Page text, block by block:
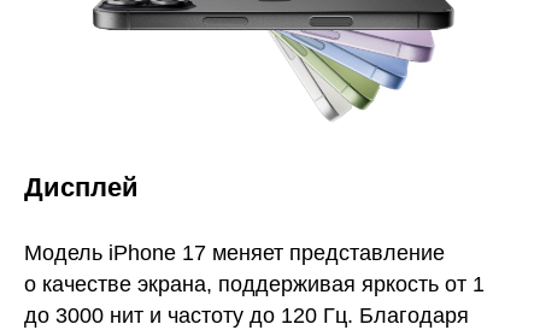
Дисплей
Модель iPhone 17 меняет представление
о качестве экрана, поддерживая яркость от 1
до 3000 нит и частоту до 120 Гц. Благодаря